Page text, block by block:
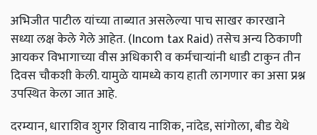
अभिजीत पाटील यांच्या ताब्यात असलेल्या पाच साखर कारखाने
सध्या लक्ष केले गेले आहेत. (Incom tax Raid) तसेच अन्य ठिकाणी
आयकर विभागाच्या वीस अधिकारी व कर्मचाऱ्यांनी धाडी टाकुन तीन
दिवस चौकशी केली. यामुळे यामध्ये काय हाती लागणार का असा प्रश्न
उपस्थित केला जात आहे.
दरम्यान, धाराशिव शुगर शिवाय नाशिक, नांदेड, सांगोला, बीड येथे